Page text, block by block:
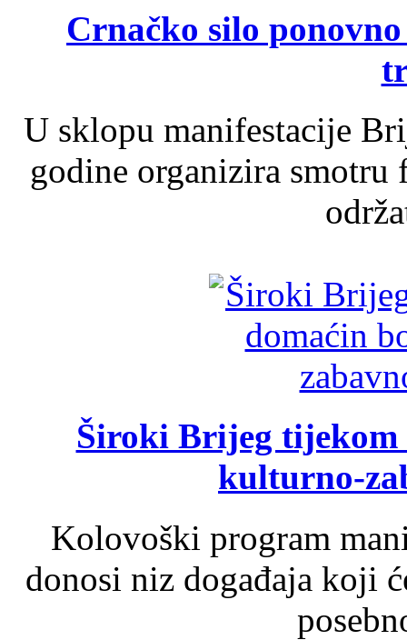
Crnačko silo
U sklopu manifestacije
godine organizira
Široki Brijeg tijekom
kulturno-
Kolovoški program
donosi niz događaja koji